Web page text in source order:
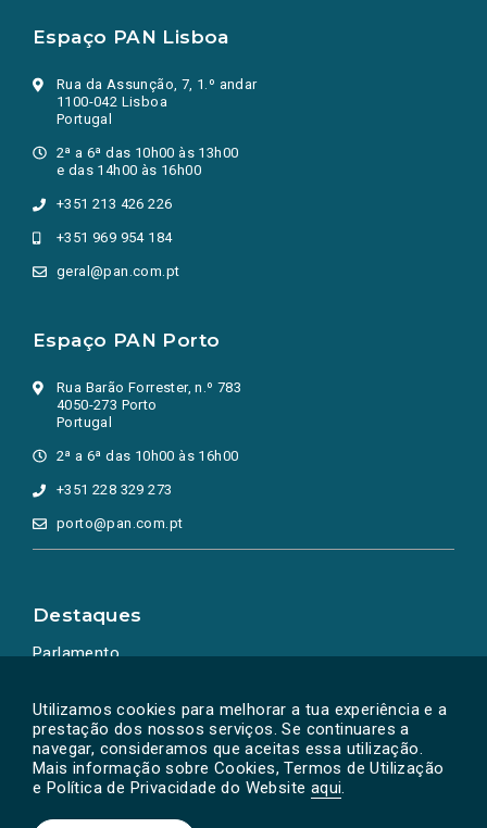
Utilizamos cookies para melhorar a tua experiência e a
prestação dos nossos serviços. Se continuares a
navegar, consideramos que aceitas essa utilização.
Mais informação sobre Cookies, Termos de Utilização
e Política de Privacidade do Website aqui.
Espaço PAN Lisboa
Rua da Assunção, 7, 1.º andar
1100-042 Lisboa
Portugal
2ª a 6ª das 10h00 às 13h00
e das 14h00 às 16h00
+351 213 426 226
+351 969 954 184
geral@pan.com.pt
Espaço PAN Porto
Rua Barão Forrester, n.º 783
4050-273 Porto
Portugal
2ª a 6ª das 10h00 às 16h00
+351 228 329 273
porto@pan.com.pt
Destaques
Parlamento